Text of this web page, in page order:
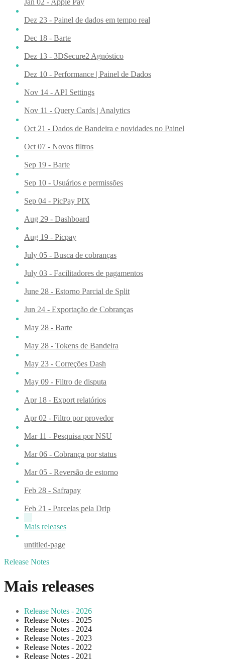
Dez 23 - Painel de dados em tempo real
Dec 18 - Barte
Dez 13 - 3DSecure2 Agnóstico
Dez 10 - Performance | Painel de Dados
Nov 14 - API Settings
Nov 11 - Query Cards | Analytics
Oct 21 - Dados de Bandeira e novidades no Painel
Oct 07 - Novos filtros
Sep 19 - Barte
Sep 10 - Usuários e permissões
Sep 04 - PicPay PIX
Aug 29 - Dashboard
Aug 19 - Picpay
July 05 - Busca de cobranças
July 03 - Facilitadores de pagamentos
June 28 - Estorno Parcial de Split
Jun 24 - Exportação de Cobranças
May 28 - Barte
May 28 - Tokens de Bandeira
May 23 - Correções Dash
May 09 - Filtro de disputa
Apr 18 - Export relatórios
Apr 02 - Filtro por provedor
Mar 11 - Pesquisa por NSU
Mar 06 - Cobrança por status
Mar 05 - Reversão de estorno
Feb 28 - Safrapay
Feb 21 - Parcelas pela Drip
Mais releases
untitled-page
Release Notes
Mais releases
Release Notes - 2026
Release Notes - 2025
Release Notes - 2024
Release Notes - 2023
Release Notes - 2022
Release Notes - 2021